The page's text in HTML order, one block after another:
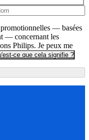
— basées
— concernant les
Philips. Je peux me
ce que cela signifie ?